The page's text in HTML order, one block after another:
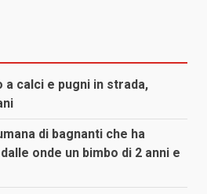
a calci e pugni in strada,
di bagnanti che ha
onde un bimbo di 2 anni e